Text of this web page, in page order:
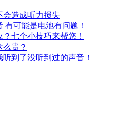
会造成听力损失
有可能是电池有问题！
七个小技巧来帮您！
贵？
到了没听到过的声音！